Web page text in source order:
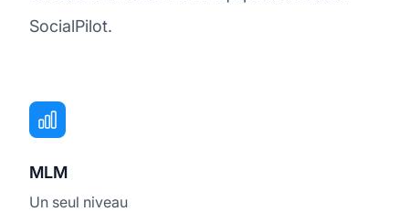
SocialPilot.
MLM
Un seul niveau